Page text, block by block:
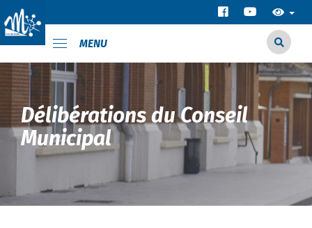
MENU
Délibérations du Conseil
Municipal